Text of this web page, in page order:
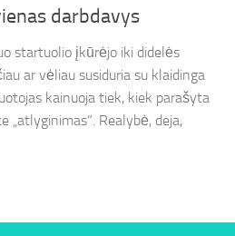
darbdavys
startuolio įkūrėjo iki didelės
ar vėliau susiduria su klaidinga
kainuoja tiek, kiek parašyta
„atlyginimas“. Realybė, deja,